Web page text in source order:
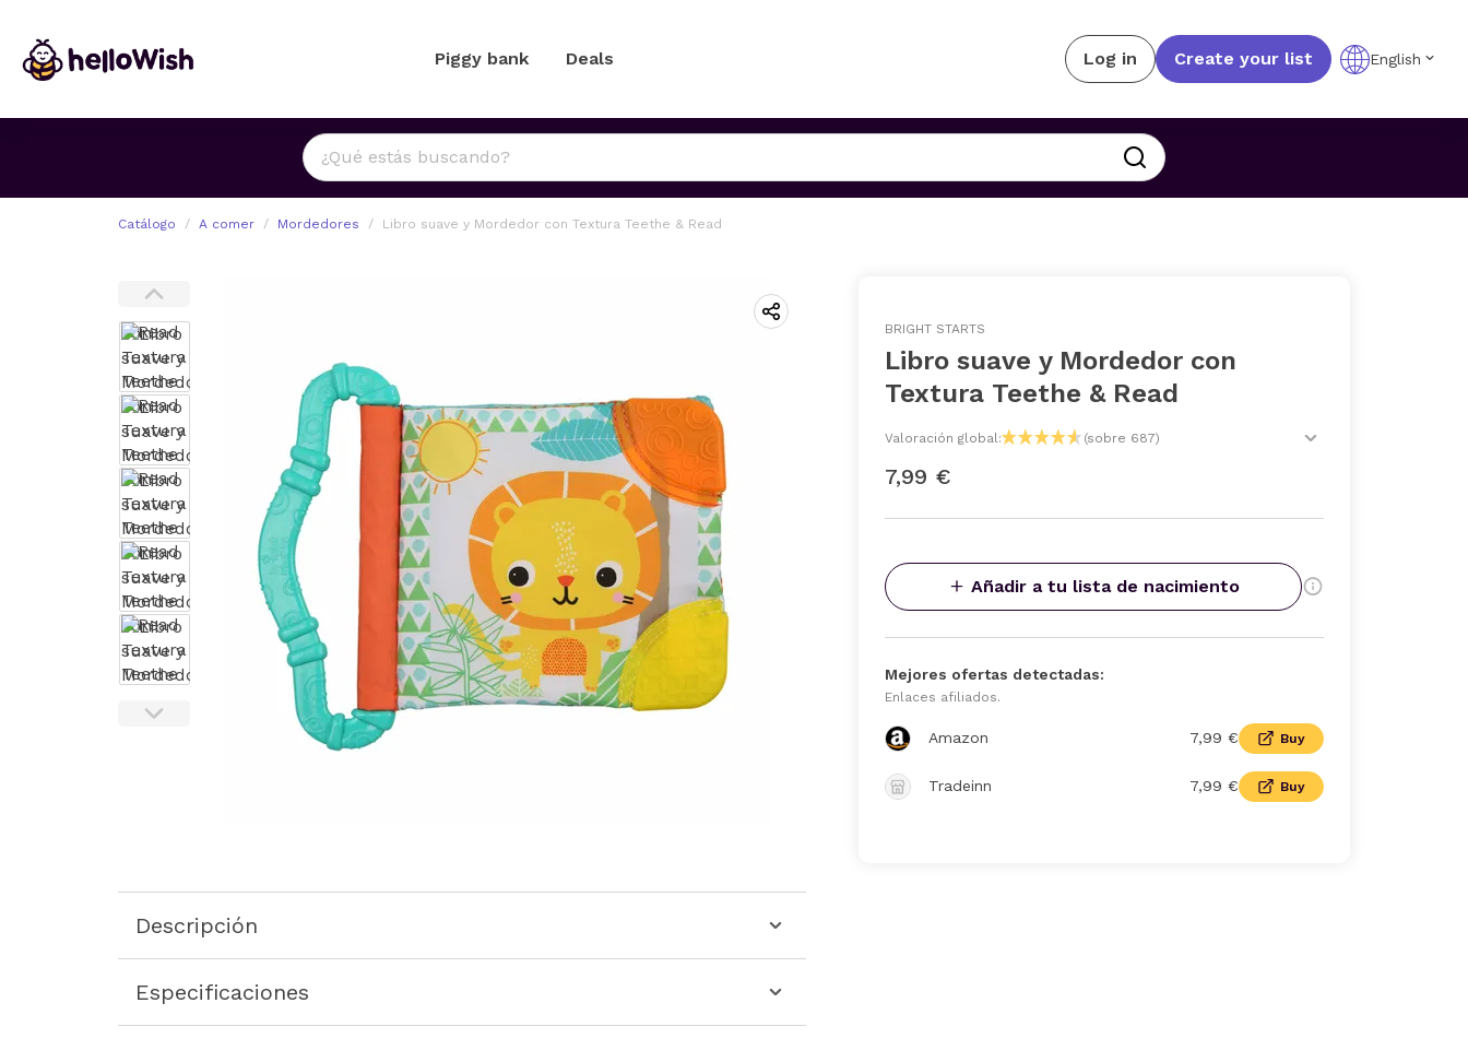
Piggy bank Deals Log in Create your list English
Catálogo A comer Mordedores Libro suave y Mordedor con Textura Teethe & Read
Descripción
Especificaciones
BRIGHT STARTS
Libro suave y Mordedor con
Textura Teethe & Read
Valoración global: (sobre 687)
7,99 €
Añadir a tu lista de nacimiento
Mejores ofertas detectadas:
Enlaces afiliados.
Amazon 7,99 € Buy
Tradeinn 7,99 € Buy